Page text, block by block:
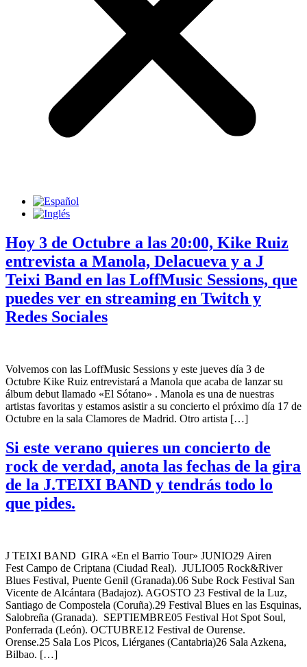
Hoy 3 de Octubre a las 20:00, Kike Ruiz
entrevista a Manola, Delacueva y a J
Teixi Band en las LoffMusic Sessions, que
puedes ver en streaming en Twitch y
Redes Sociales
Volvemos con las LoffMusic Sessions y este jueves día 3 de
Octubre Kike Ruiz entrevistará a Manola que acaba de lanzar su
álbum debut llamado «El Sótano» . Manola es una de nuestras
artistas favoritas y estamos asistir a su concierto el próximo día 17 de
Octubre en la sala Clamores de Madrid. Otro artista […]
Si este verano quieres un concierto de
rock de verdad, anota las fechas de la gira
de la J.TEIXI BAND y tendrás todo lo
que pides.
J TEIXI BAND GIRA «En el Barrio Tour» JUNIO29 Airen
Fest Campo de Criptana (Ciudad Real). JULIO05 Rock&River
Blues Festival, Puente Genil (Granada).06 Sube Rock Festival San
Vicente de Alcántara (Badajoz). AGOSTO 23 Festival de la Luz,
Santiago de Compostela (Coruña).29 Festival Blues en las Esquinas,
Salobreña (Granada). SEPTIEMBRE05 Festival Hot Spot Soul,
Ponferrada (León). OCTUBRE12 Festival de Ourense.
Orense.25 Sala Los Picos, Liérganes (Cantabria)26 Sala Azkena,
Bilbao. […]